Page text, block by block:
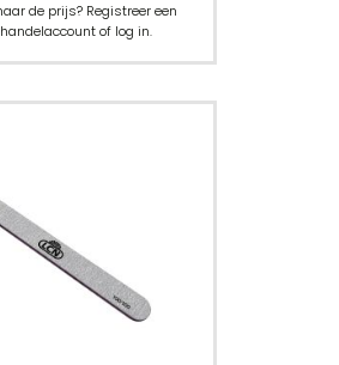
de prijs? Registreer een
of log in.